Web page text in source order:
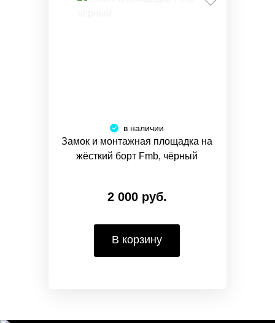
в наличии
Замок и монтажная площадка на
жёсткий борт Fmb, чёрный
2 000 руб.
В корзину